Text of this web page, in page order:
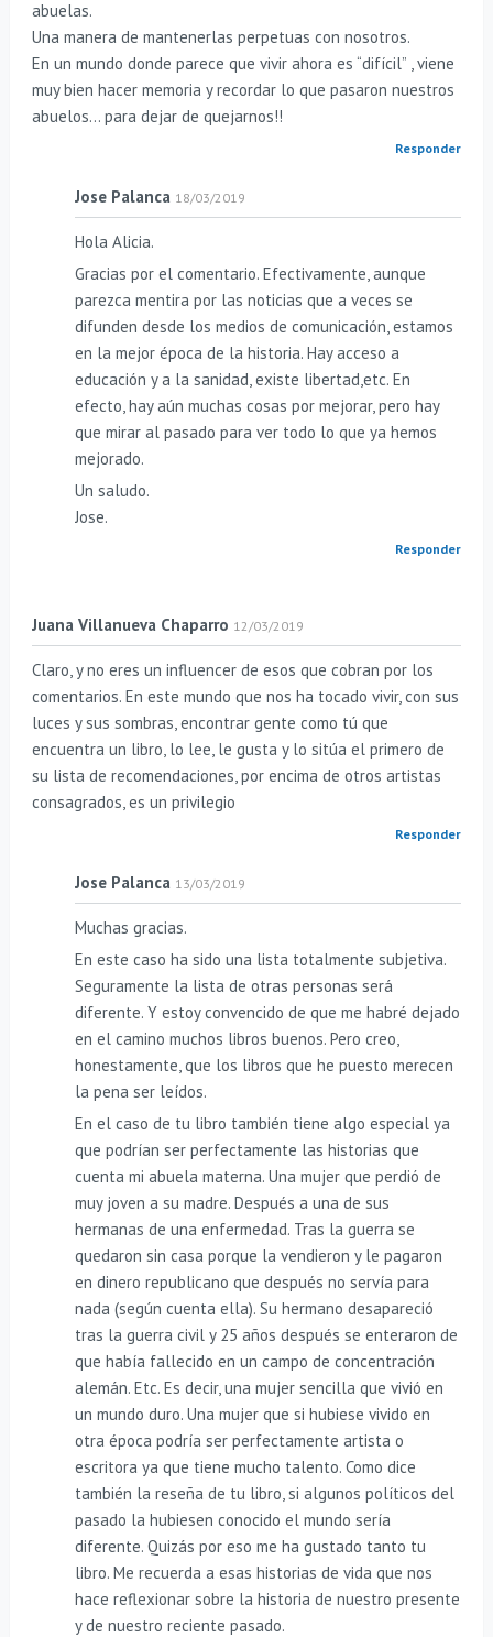
abuelas.
Una manera de mantenerlas perpetuas con nosotros.
En un mundo donde parece que vivir ahora es “difícil” , viene
muy bien hacer memoria y recordar lo que pasaron nuestros
abuelos… para dejar de quejarnos!!
Responder
Jose Palanca 18/03/2019
Hola Alicia.
Gracias por el comentario. Efectivamente, aunque
parezca mentira por las noticias que a veces se
difunden desde los medios de comunicación, estamos
en la mejor época de la historia. Hay acceso a
educación y a la sanidad, existe libertad,etc. En
efecto, hay aún muchas cosas por mejorar, pero hay
que mirar al pasado para ver todo lo que ya hemos
mejorado.
Un saludo.
Jose.
Responder
Juana Villanueva Chaparro 12/03/2019
Claro, y no eres un influencer de esos que cobran por los
comentarios. En este mundo que nos ha tocado vivir, con sus
luces y sus sombras, encontrar gente como tú que
encuentra un libro, lo lee, le gusta y lo sitúa el primero de
su lista de recomendaciones, por encima de otros artistas
consagrados, es un privilegio
Responder
Jose Palanca 13/03/2019
Muchas gracias.
En este caso ha sido una lista totalmente subjetiva.
Seguramente la lista de otras personas será
diferente. Y estoy convencido de que me habré dejado
en el camino muchos libros buenos. Pero creo,
honestamente, que los libros que he puesto merecen
la pena ser leídos.
En el caso de tu libro también tiene algo especial ya
que podrían ser perfectamente las historias que
cuenta mi abuela materna. Una mujer que perdió de
muy joven a su madre. Después a una de sus
hermanas de una enfermedad. Tras la guerra se
quedaron sin casa porque la vendieron y le pagaron
en dinero republicano que después no servía para
nada (según cuenta ella). Su hermano desapareció
tras la guerra civil y 25 años después se enteraron de
que había fallecido en un campo de concentración
alemán. Etc. Es decir, una mujer sencilla que vivió en
un mundo duro. Una mujer que si hubiese vivido en
otra época podría ser perfectamente artista o
escritora ya que tiene mucho talento. Como dice
también la reseña de tu libro, si algunos políticos del
pasado la hubiesen conocido el mundo sería
diferente. Quizás por eso me ha gustado tanto tu
libro. Me recuerda a esas historias de vida que nos
hace reflexionar sobre la historia de nuestro presente
y de nuestro reciente pasado.